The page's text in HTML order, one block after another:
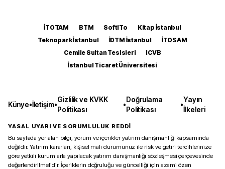
İTOTAM BTM SoftITo
Kitap İstanbul
Teknopark İstanbul
İDTM İstanbul
İTOSAM
Cemile Sultan Tesisleri
ICVB
İstanbul Ticaret Üniversitesi
Künye•İletişim•
Gizlilik ve KVKK
Politikası
•
Doğrulama
Politikası
•
Yayın
İlkeleri
YASAL UYARI VE SORUMLULUK REDDİ
Bu sayfada yer alan bilgi, yorum ve içerikler yatırım danışmanlığı kapsamında
değildir. Yatırım kararları, kişisel mali durumunuz ile risk ve getiri tercihlerinize
göre yetkili kurumlarla yapılacak yatırım danışmanlığı sözleşmesi çerçevesinde
değerlendirilmelidir. İçeriklerin doğruluğu ve güncelliği için azami özen